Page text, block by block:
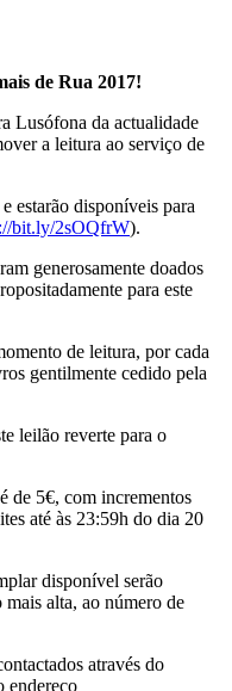
de Rua 2017!
Lusófona da actualidade
a leitura ao serviço de
estarão disponíveis para
bit.ly/2sOQfrW).
generosamente doados
para este
de leitura, por cada
gentilmente cedido pela
leilão reverte para o
de 5€, com incrementos
até às 23:59h do dia 20
disponível serão
alta, ao número de
através do
endereço